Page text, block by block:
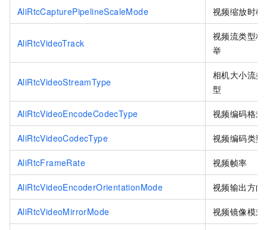
AliRtcCapturePipelineScaleMode 视频缩放时机
AliRtcVideoTrack
视频流类型枚
举
AliRtcVideoStreamType
相机大小流类
型
AliRtcVideoEncodeCodecType 视频编码格式
AliRtcVideoCodecType 视频编码类型
AliRtcFrameRate 视频帧率
AliRtcVideoEncoderOrientationMode 视频输出方向
AliRtcVideoMirrorMode 视频镜像模式